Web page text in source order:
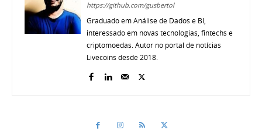
https://github.com/gusbertol
Graduado em Análise de Dados e BI,
interessado em novas tecnologias, fintechs e
criptomoedas. Autor no portal de notícias
Livecoins desde 2018.